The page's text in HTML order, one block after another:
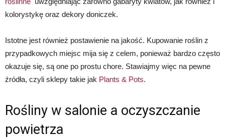
kolorystykę oraz dekory doniczek.
Istotne jest również postawienie na jakość. Kupowanie roślin z
przypadkowych miejsc mija się z celem, ponieważ bardzo często
okazuje się, są one po prostu chore. Stawiajmy więc na pewne
źródła, czyli sklepy takie jak Plants & Pots.
Rośliny w salonie a oczyszczanie
powietrza